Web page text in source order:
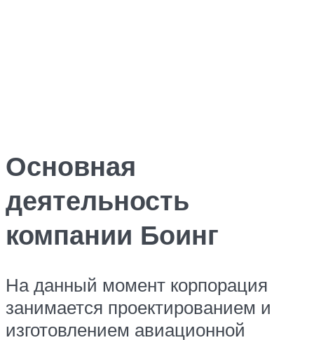
Основная
деятельность
компании Боинг
На данный момент корпорация
занимается проектированием и
изготовлением авиационной